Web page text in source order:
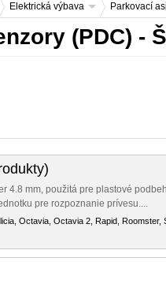
Elektrická výbava Parkovací
(PDC) -
4.8 mm, použitá pre plastové
pre rozpoznanie prívesu....
Octavia, Octavia 2, Rapid, Roomster,